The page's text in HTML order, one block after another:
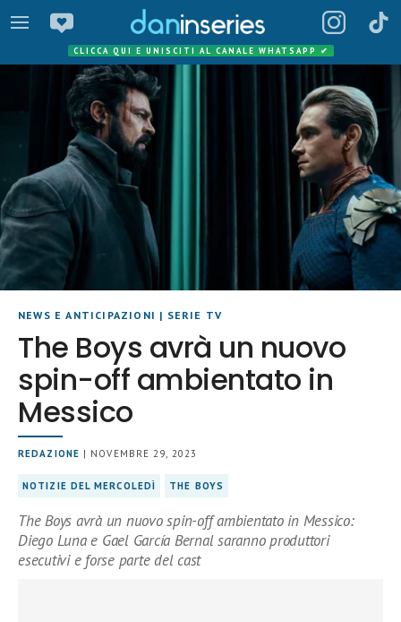
CLICCA QUI E UNISCITI AL CANALE WHATSAPP ✔
NEWS E ANTICIPAZIONI | SERIE TV
The Boys avrà un nuovo
spin-off ambientato in
Messico
REDAZIONE | NOVEMBRE 29, 2023
NOTIZIE DEL MERCOLEDÌ THE BOYS
The Boys avrà un nuovo spin-off ambientato in Messico:
Diego Luna e Gael García Bernal saranno produttori
esecutivi e forse parte del cast